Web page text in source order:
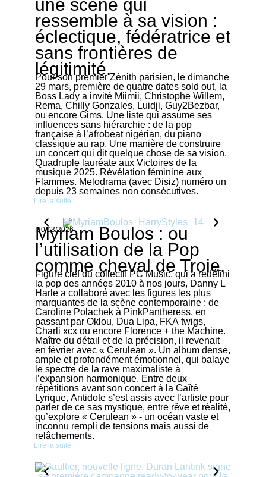
une scène qui
ressemble à sa vision :
éclectique, fédératrice et
sans frontières de
légitimité.
Pour son premier Zénith parisien, le dimanche
29 mars, première de quatre dates sold out, la
Boss Lady a invité Miimii, Christophe Willem,
Rema, Chilly Gonzales, Luidji, Guy2Bezbar,
ou encore Gims. Une liste qui assume ses
influences sans hiérarchie : de la pop
française à l’afrobeat nigérian, du piano
classique au rap. Une manière de construire
un concert qui dit quelque chose de sa vision.
Quadruple lauréate aux Victoires de la
musique 2025. Révélation féminine aux
Flammes. Melodrama (avec Disiz) numéro un
depuis 23 semaines non consécutives.
Lire la suite
30/03/2026
Myriam Boulos : ou
l’utilisation de la Pop
comme cheval de Troie.
Figure clef du collectif PC Music, qui a redéfini
la pop des années 2010 à nos jours, Danny L
Harle a collaboré avec les figures les plus
marquantes de la scène contemporaine : de
Caroline Polachek à PinkPantheress, en
passant par Oklou, Dua Lipa, FKA twigs,
Charli xcx ou encore Florence + the Machine.
Maître du détail et de la précision, il revenait
en février avec « Cerulean ». Un album dense,
ample et profondément émotionnel, qui balaye
le spectre de la rave maximaliste à
l’expansion harmonique. Entre deux
répétitions avant son concert à la Gaîté
Lyrique, Antidote s’est assis avec l’artiste pour
parler de ce sas mystique, entre rêve et réalité,
qu’explore « Cerulean » - un océan vaste et
inconnu rempli de tensions mais aussi de
relâchements.
Lire la suite